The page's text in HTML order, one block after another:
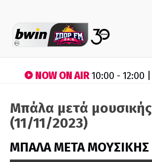
NOW ON AIR10:00 - 12:00 |
Μπάλα μετά μουσικής
(11/11/2023)
ΜΠΑΛΑ ΜΕΤΑ ΜΟΥΣΙΚΗΣ